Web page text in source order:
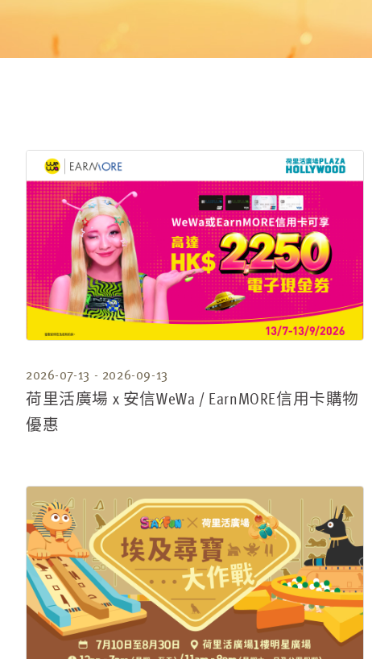
2026-07-13 - 2026-09-13
荷里活廣場 x 安信WeWa / EarnMORE信用卡購物
優惠